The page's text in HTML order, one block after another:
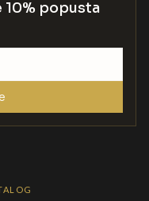
popusta